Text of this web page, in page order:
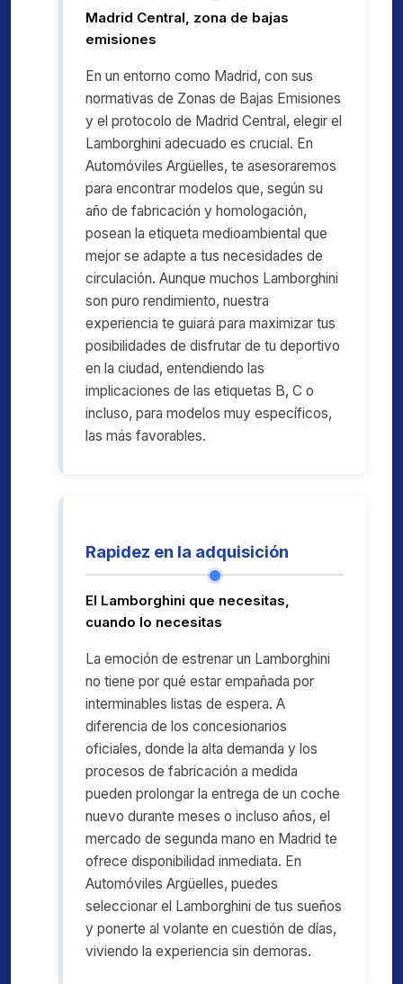
Madrid Central, zona de bajas
emisiones
En un entorno como Madrid, con sus
normativas de Zonas de Bajas Emisiones
y el protocolo de Madrid Central, elegir el
Lamborghini adecuado es crucial. En
Automóviles Argüelles, te asesoraremos
para encontrar modelos que, según su
año de fabricación y homologación,
posean la etiqueta medioambiental que
mejor se adapte a tus necesidades de
circulación. Aunque muchos Lamborghini
son puro rendimiento, nuestra
experiencia te guiará para maximizar tus
posibilidades de disfrutar de tu deportivo
en la ciudad, entendiendo las
implicaciones de las etiquetas B, C o
incluso, para modelos muy específicos,
las más favorables.
Rapidez en la adquisición
El Lamborghini que necesitas,
cuando lo necesitas
La emoción de estrenar un Lamborghini
no tiene por qué estar empañada por
interminables listas de espera. A
diferencia de los concesionarios
oficiales, donde la alta demanda y los
procesos de fabricación a medida
pueden prolongar la entrega de un coche
nuevo durante meses o incluso años, el
mercado de segunda mano en Madrid te
ofrece disponibilidad inmediata. En
Automóviles Argüelles, puedes
seleccionar el Lamborghini de tus sueños
y ponerte al volante en cuestión de días,
viviendo la experiencia sin demoras.